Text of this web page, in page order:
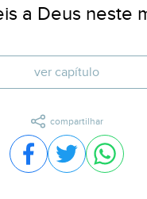
a Deus neste
ver capítulo
compartilhar
Compartilhar no
Compartilhar